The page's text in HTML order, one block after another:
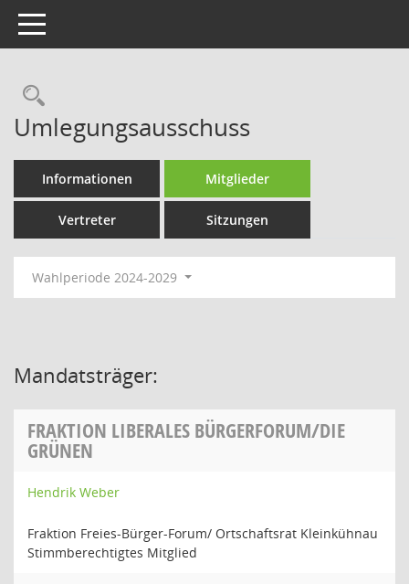
Toggle navigation
Rechercheauswahl
Umlegungsausschuss
Informationen Mitglieder
Vertreter Sitzungen
Wahlperiode 2024-2029
Mandatsträger:
FRAKTION LIBERALES BÜRGERFORUM/DIE
GRÜNEN
Hendrik Weber
Fraktion Freies-Bürger-Forum/ Ortschaftsrat Kleinkühnau
Stimmberechtigtes Mitglied